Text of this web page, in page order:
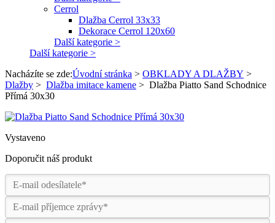
Cerrol
Dlažba Cerrol 33x33
Dekorace Cerrol 120x60
Další kategorie >
Další kategorie >
Nacházíte se zde:Úvodní stránka > OBKLADY A DLAŽBY >
Dlažby > Dlažba imitace kamene > Dlažba Piatto Sand Schodnice
Přímá 30x30
Vystaveno
Doporučit náš produkt